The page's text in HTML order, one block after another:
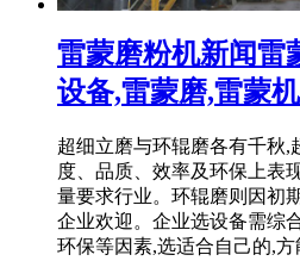
雷蒙磨粉机新闻雷
设备,雷蒙磨,雷蒙
超细立磨与环辊磨各有千秋,
度、品质、效率及环保上表
量要求行业。环辊磨则因初
企业欢迎。企业选设备需综
环保等因素,选适合自己的,方